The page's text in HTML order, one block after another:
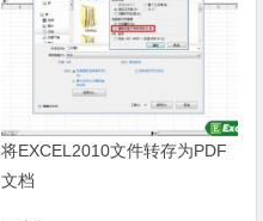
将EXCEL2010文件转存为PDF
文档